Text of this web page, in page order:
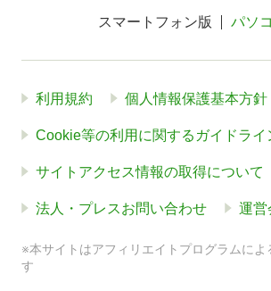
スマートフォン版 パソ
利用規約 個人情報保護基本方針
Cookie等の利用に関するガイドライ
サイトアクセス情報の取得について
法人・プレスお問い合わせ 運営
※本サイトはアフィリエイトプログラムによ
す